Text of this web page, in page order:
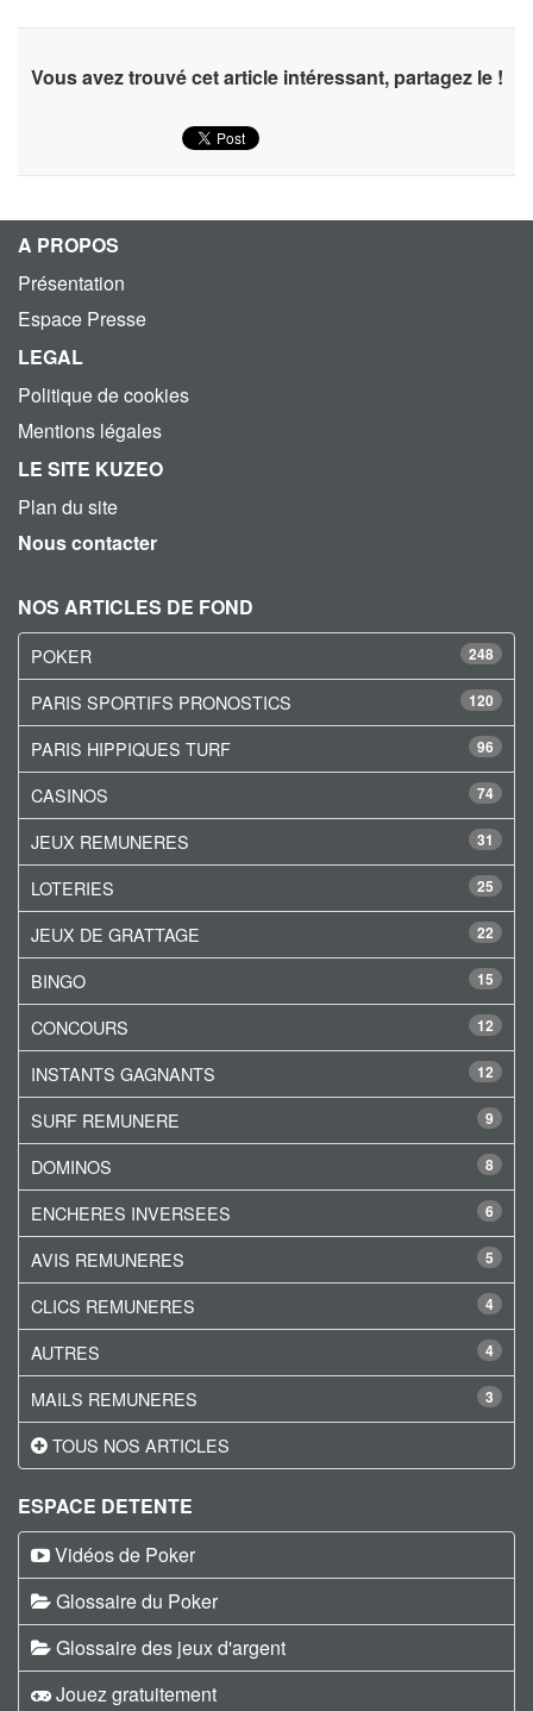
Vous avez trouvé cet article intéressant, partagez le !
A PROPOS
Présentation
Espace Presse
LEGAL
Politique de cookies
Mentions légales
LE SITE KUZEO
Plan du site
Nous contacter
NOS ARTICLES DE FOND
248
POKER
120
PARIS SPORTIFS PRONOSTICS
96
PARIS HIPPIQUES TURF
74
CASINOS
31
JEUX REMUNERES
25
LOTERIES
22
JEUX DE GRATTAGE
15
BINGO
12
CONCOURS
12
INSTANTS GAGNANTS
9
SURF REMUNERE
8
DOMINOS
6
ENCHERES INVERSEES
5
AVIS REMUNERES
4
CLICS REMUNERES
4
AUTRES
3
MAILS REMUNERES
TOUS NOS ARTICLES
ESPACE DETENTE
Vidéos de Poker
Glossaire du Poker
Glossaire des jeux d'argent
Jouez gratuitement